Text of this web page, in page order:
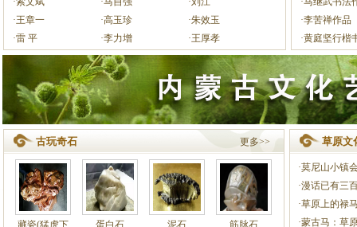
·王章一
·高玉珍
·朱效玉
·雷 平
·李力增 ·王厚孝
·李苦禅作品
·黄庭坚行
古玩奇石 更多>>
藏瓷(猛虎下 蛋白石 泥石 筋脉石
草原文
·莫尼山小镇
·漫话已有三
·草原上的禄
·蒙古马：草